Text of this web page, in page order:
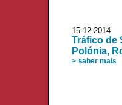
15-12-
Tráfico de
Polónia,
> saber mais